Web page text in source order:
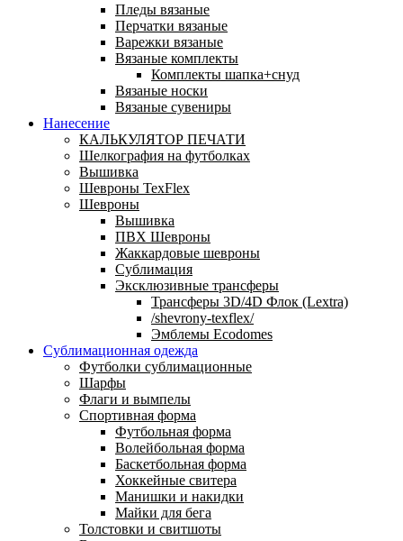
Пледы вязаные
Перчатки вязаные
Варежки вязаные
Вязаные комплекты
Комплекты шапка+снуд
Вязаные носки
Вязаные сувениры
Нанесение
КАЛЬКУЛЯТОР ПЕЧАТИ
Шелкография на футболках
Вышивка
Шевроны TexFlex
Шевроны
Вышивка
ПВХ Шевроны
Жаккардовые шевроны
Сублимация
Эксклюзивные трансферы
Трансферы 3D/4D Флок (Lextra)
/shevrony-texflex/
Эмблемы Ecodomes
Сублимационная одежда
Футболки сублимационные
Шарфы
Флаги и вымпелы
Спортивная форма
Футбольная форма
Волейбольная форма
Баскетбольная форма
Хоккейные свитера
Манишки и накидки
Майки для бега
Толстовки и свитшоты